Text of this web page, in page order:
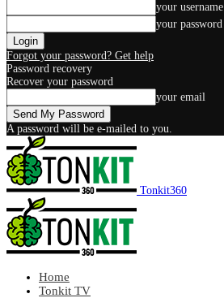
your username
your password
Forgot your password? Get help
Password recovery
Recover your password
your email
A password will be e-mailed to you.
Tonkit360
Home
Tonkit TV